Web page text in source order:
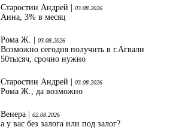
Старостин Андрей | 03.08.2026
Анна, 3% в месяц
Рома Ж. | 03.08.2026
Возможно сегодня получить в г.Агвали
50тысяч, срочно нужно
Старостин Андрей | 03.08.2026
Рома Ж., да возможно
Венера | 02.08.2026
а у вас без залога или под залог?